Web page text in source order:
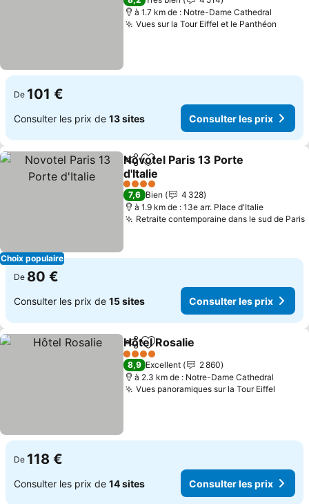
à 1.7 km de : Notre-Dame Cathedral
Vues sur la Tour Eiffel et le Panthéon
De 101 €
Consulter les prix de 13 sites Consulter les prix
Choix populaire
PartagerAjouter à mes favoris
Novotel Paris 13 Porte
d'Italie
4 Étoiles
7,6 Bien
4 328
à 1.9 km de : 13e arr. Place d'Italie
Retraite contemporaine dans le sud de Paris
De 80 €
Consulter les prix de 15 sites Consulter les prix
PartagerAjouter à mes favoris
Hôtel Rosalie
4 Étoiles
8,9 Excellent
2 860
à 2.3 km de : Notre-Dame Cathedral
Vues panoramiques sur la Tour Eiffel
De 118 €
Consulter les prix de 14 sites Consulter les prix